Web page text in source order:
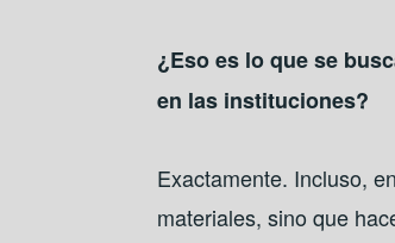
¿Eso es lo que se
en las instituciones?
Exactamente. Incluso,
materiales, sino que